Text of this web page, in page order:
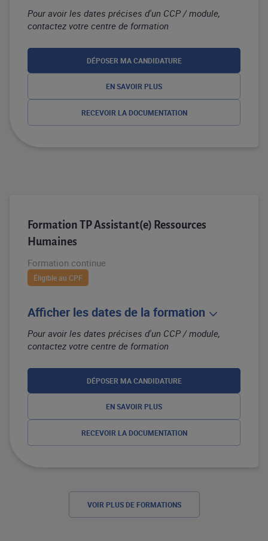
Pour avoir les dates précises d'un CCP / module,
contactez votre centre de formation
DÉPOSER MA CANDIDATURE
EN SAVOIR PLUS
RECEVOIR LA DOCUMENTATION
Formation TP Assistant(e) Ressources
Humaines
Formation continue
Éligible au CPF
Afficher les dates de la formation
Pour avoir les dates précises d'un CCP / module,
contactez votre centre de formation
DÉPOSER MA CANDIDATURE
EN SAVOIR PLUS
RECEVOIR LA DOCUMENTATION
VOIR PLUS DE FORMATIONS